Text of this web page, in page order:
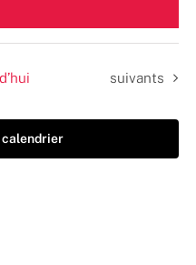
Évènements
suivants
calendrier